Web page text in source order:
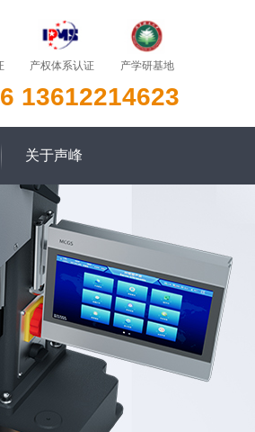
产权体系认证 产学研基地
13612214623
关于声峰